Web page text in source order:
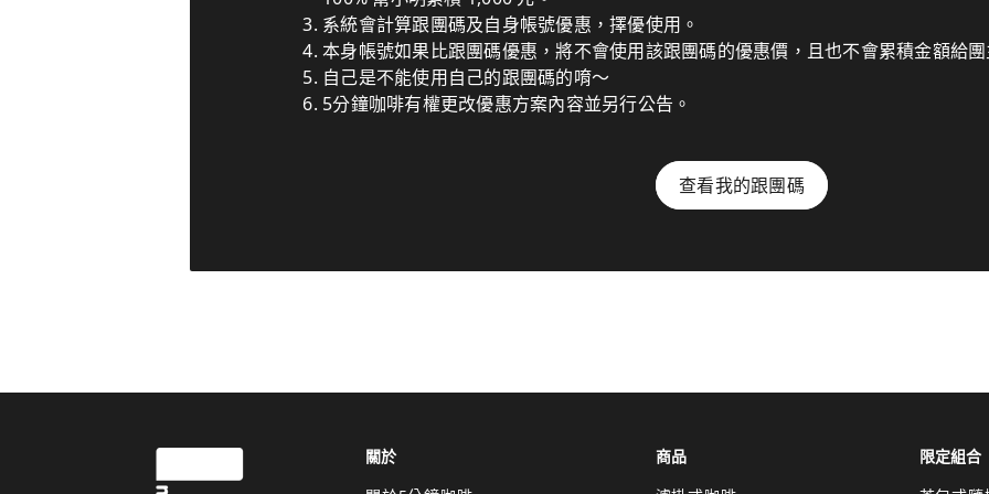
系統會計算跟團碼及自身帳號優惠，擇優使用。
本身帳號如果比跟團碼優惠，將不會使用該跟團碼的優惠價，且也不會累積金額給團
自己是不能使用自己的跟團碼的唷～
5分鐘咖啡有權更改優惠方案內容並另行公告。
查看我的跟團碼
關於
商品
限定組合